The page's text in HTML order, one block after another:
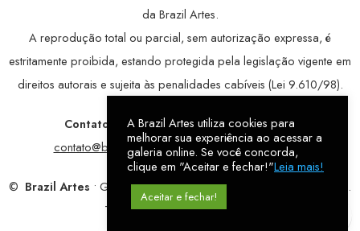
da Brazil Artes.
A reprodução total ou parcial, sem autorização expressa, é
estritamente proibida, estando protegida pela legislação vigente em
direitos autorais e sujeita às penalidades cabíveis (Lei 9.610/98).
Contatos: WhatsApp:79 9998-1221/ E-mail:
contato@brazilartes.com/ Instagram:@brazilartes
© Brazil Artes • Galeria Online.9 anosde história (2017 – 2026).
Todos os direitos reservados!
A Brazil Artes utiliza cookies para
melhorar sua experiência ao acessar a
galeria online. Se você concorda,
clique em "Aceitar e fechar!"Leia mais!
Aceitar e fechar!